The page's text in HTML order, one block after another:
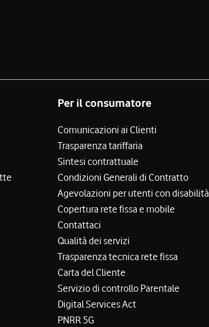
Per il consumatore
Comunicazioni ai Clienti
Trasparenza tariffaria
Sintesi contrattuale
Condizioni Generali di Contratto
Agevolazioni per utenti con disabilità
Copertura rete fissa e mobile
Contattaci
Qualità dei servizi
Trasparenza tecnica rete fissa
Carta del Cliente
Servizio di controllo Parentale
Digital Services Act
PNRR 5G